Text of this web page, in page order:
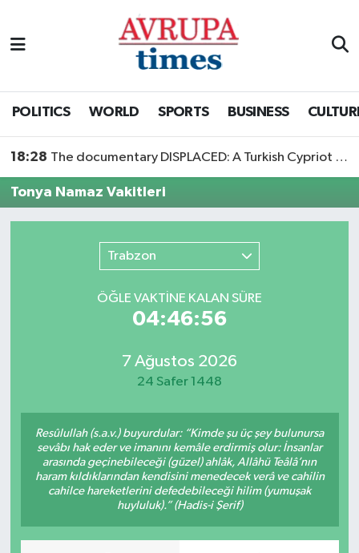
POLITICS WORLD SPORTS BUSINESS
18:28 The documentary DISPLACED: A Turkish Cypriot Story is now available to watch
Tonya Namaz Vakitleri
Trabzon
ÖĞLE VAKTİNE KALAN SÜRE
04:46:56
7 Ağustos 2026
24 Safer 1448
Resûlullah (s.a.v.) buyurdular: “Kimde şu üç şey bulunursa
sevâbı hak eder ve imanını kemâle erdirmiş olur: İnsanlar
arasında geçinebileceği (güzel) ahlâk, Allâhü Teâlâ’nın
haram kıldıklarından kendisini menedecek verâ ve cahilin
cahilce hareketlerini defedebileceği hilim (yumuşak
huyluluk).” (Hadis-i Şerif)
Nöbetçi Eczaneler
Süper Lig Puan Durumu ve Fikstür
Son Dakika Haberleri